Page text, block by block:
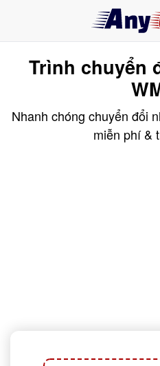
Trình chuyển
Nhanh chóng chuyển đổi
miễn phí &